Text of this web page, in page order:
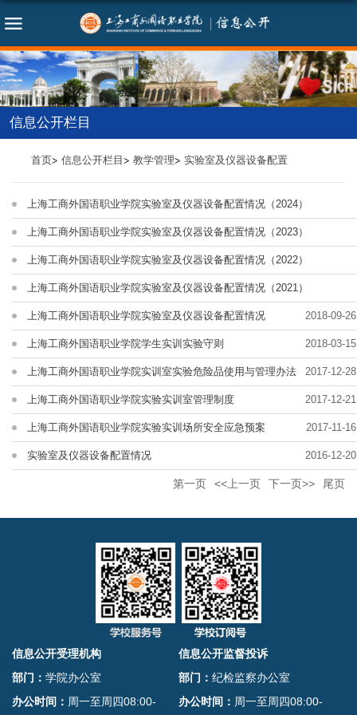
信息公开栏目
首页 信息公开栏目 教学管理 实验室及仪器设备配置
上海工商外国语职业学院实验室及仪器设备配置情况（2024）
上海工商外国语职业学院实验室及仪器设备配置情况（2023）
上海工商外国语职业学院实验室及仪器设备配置情况（2022）
上海工商外国语职业学院实验室及仪器设备配置情况（2021）
2021-08-27
上海工商外国语职业学院实验室及仪器设备配置情况 2018-09-26
上海工商外国语职业学院学生实训实验守则 2018-03-15
上海工商外国语职业学院实训室实验危险品使用与管理办法 2017-12-28
上海工商外国语职业学院实验实训室管理制度 2017-12-21
上海工商外国语职业学院实验实训场所安全应急预案 2017-11-16
实验室及仪器设备配置情况 2016-12-20
第一页 <<上一页 下一页>> 尾页
信息公开受理机构
部门： 学院办公室
办公时间： 周一至周四08:00-
信息公开监督投诉
部门： 纪检监察办公室
办公时间： 周一至周四08:00-